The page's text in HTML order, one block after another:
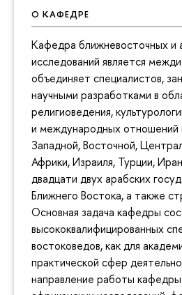
О КАФЕДРЕ
Кафедра ближневосточных и
исследований является
объединяет специалистов,
научными разработками в
религиоведения,
и международных отношений
Западной, Восточной,
Африки, Израиля, Турции,
двадцати двух арабских
Ближнего Востока, а также
Основная задача кафедры
высококвалифицированных
востоковедов, как для
практической сфер
направление работы